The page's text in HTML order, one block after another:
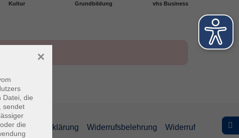
Kultur Grundbildung vhs Business
Widerrufsbelehrung Widerruf
Datei, die
sendet
die
×